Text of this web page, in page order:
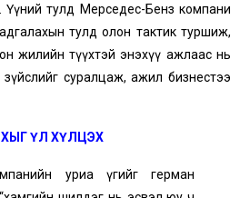
Үүний тулд Мерседес-Бенз компани
тулд олон тактик туршиж,
жилийн түүхтэй энэхүү ажлаас нь
суралцаж, ажил бизнестээ
ҮЛ ХҮЛЦЭХ
уриа үгийг герман